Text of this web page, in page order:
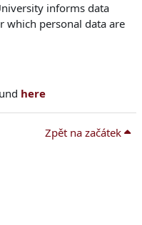
informs data
which personal data are
here
Zpět na začátek